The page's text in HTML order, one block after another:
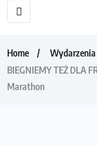
Home
Wydarzenia
BIEGNIEMY TEŻ DLA
Marathon